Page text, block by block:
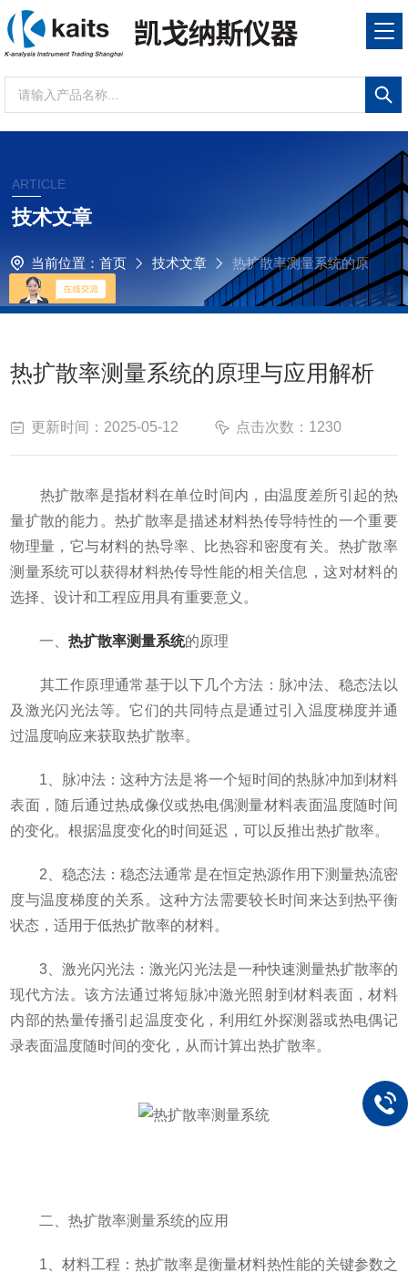
ARTICLE
技术文章
当前位置： 首页 技术文章
热扩散率测量系统的原
理与应用解析
热扩散率测量系统的原理与应用解析
更新时间：2025-05-12 点击次数：1230
热扩散率是指材料在单位时间内，由温度差所引起的热
量扩散的能力。热扩散率是描述材料热传导特性的一个重要
物理量，它与材料的热导率、比热容和密度有关。热扩散率
测量系统可以获得材料热传导性能的相关信息，这对材料的
选择、设计和工程应用具有重要意义。
一、热扩散率测量系统的原理
其工作原理通常基于以下几个方法：脉冲法、稳态法以
及激光闪光法等。它们的共同特点是通过引入温度梯度并通
过温度响应来获取热扩散率。
1、脉冲法：这种方法是将一个短时间的热脉冲加到材料
表面，随后通过热成像仪或热电偶测量材料表面温度随时间
的变化。根据温度变化的时间延迟，可以反推出热扩散率。
2、稳态法：稳态法通常是在恒定热源作用下测量热流密
度与温度梯度的关系。这种方法需要较长时间来达到热平衡
状态，适用于低热扩散率的材料。
3、激光闪光法：激光闪光法是一种快速测量热扩散率的
现代方法。该方法通过将短脉冲激光照射到材料表面，材料
内部的热量传播引起温度变化，利用红外探测器或热电偶记
录表面温度随时间的变化，从而计算出热扩散率。
二、热扩散率测量系统的应用
1、材料工程：热扩散率是衡量材料热性能的关键参数之